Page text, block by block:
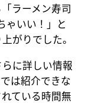
ラーメン寿司
ゃいい！」と
がりでした。
に詳しい情報
は紹介できな
ている時間無